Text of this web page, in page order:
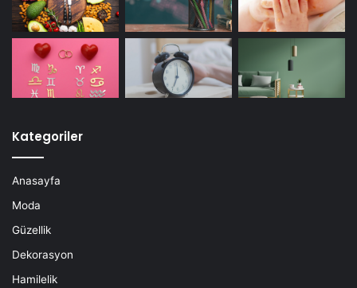
Kategoriler
Anasayfa
Moda
Güzellik
Dekorasyon
Hamilelik